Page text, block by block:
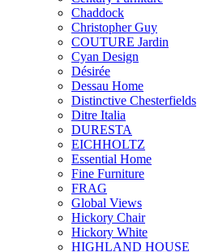
Chaddock
Christopher Guy
COUTURE Jardin
Cyan Design
Désirée
Dessau Home
Distinctive Chesterfields
Ditre Italia
DURESTA
EICHHOLTZ
Essential Home
Fine Furniture
FRAG
Global Views
Hickory Chair
Hickory White
HIGHLAND HOUSE